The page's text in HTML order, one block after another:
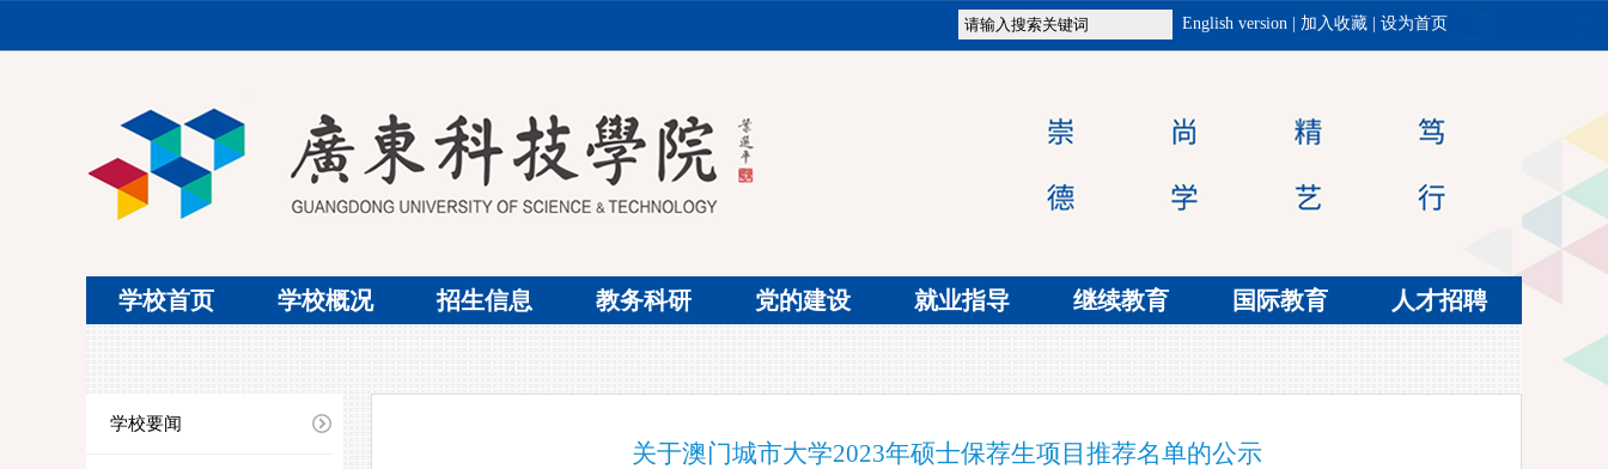
English version| 加入收藏| 设为首页
学校首页 学校概况 招生信息 教务科研 党的建设 就业指导 继续教育 国际教育 人才招聘
学校要闻
关于澳门城市大学2023年硕士保荐生项目推荐名单的公示